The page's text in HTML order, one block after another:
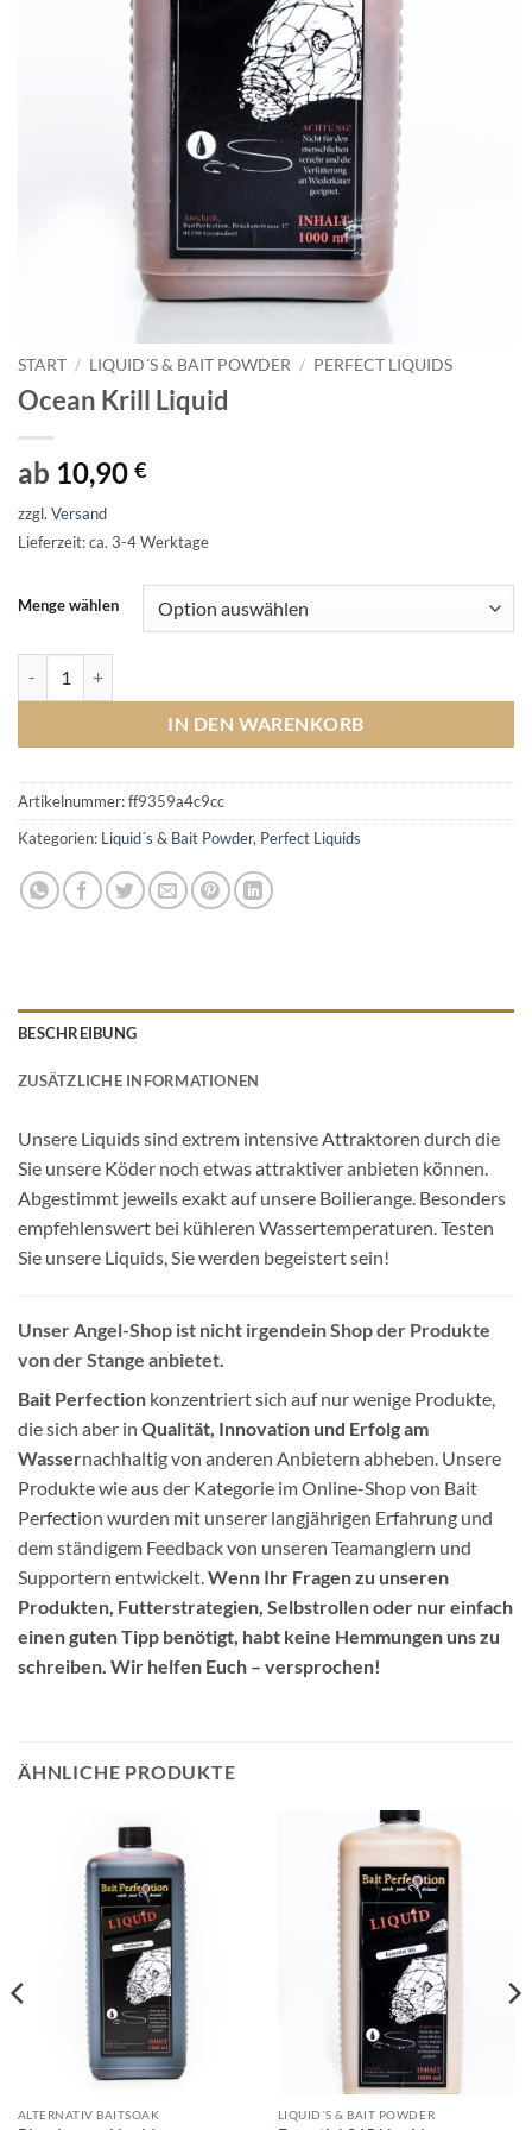
START / LIQUID´S & BAIT POWDER / PERFECT LIQUIDS
Ocean Krill Liquid
ab 10,90 €
zzgl. Versand
Lieferzeit: ca. 3-4 Werktage
Menge wählen
IN DEN WARENKORB
Artikelnummer:ff9359a4c9cc
Kategorien: Liquid´s & Bait Powder, Perfect Liquids
BESCHREIBUNG
ZUSÄTZLICHE INFORMATIONEN
Unsere Liquids sind extrem intensive Attraktoren durch die
Sie unsere Köder noch etwas attraktiver anbieten können.
Abgestimmt jeweils exakt auf unsere Boilierange. Besonders
empfehlenswert bei kühleren Wassertemperaturen. Testen
Sie unsere Liquids, Sie werden begeistert sein!
Unser Angel-Shop ist nicht irgendein Shop der Produkte
von der Stange anbietet.
Bait Perfection konzentriert sich auf nur wenige Produkte,
die sich aber in Qualität, Innovation und Erfolg am
Wassernachhaltig von anderen Anbietern abheben. Unsere
Produkte wie aus der Kategorie im Online-Shop von Bait
Perfection wurden mit unserer langjährigen Erfahrung und
dem ständigem Feedback von unseren Teamanglern und
Supportern entwickelt.Wenn Ihr Fragen zu unseren
Produkten, Futterstrategien, Selbstrollen oder nur einfach
einen guten Tipp benötigt, habt keine Hemmungen uns zu
schreiben. Wir helfen Euch – versprochen!
ÄHNLICHE PRODUKTE
ALTERNATIV BAITSOAK LIQUID´S & BAIT POWDER